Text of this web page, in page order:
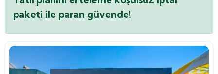
paketi ile paran güvende!